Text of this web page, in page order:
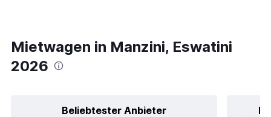
Mietwagen in Manzini, Eswatini
2026
Beliebtester Anbieter